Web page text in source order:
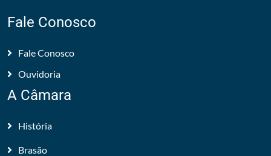
Fale Conosco
Fale Conosco
Ouvidoria
A Câmara
História
Brasão